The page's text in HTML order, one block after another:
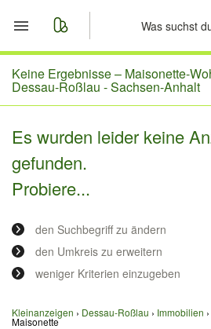
Start
Merkliste
Nachrichten
Anzeige aufgeben
Keine Ergebnisse – Maisonette-
Dessau-Roßlau - Sachsen-Anhalt
Es wurden leider keine
gefunden.
Probiere...
den Suchbegriff zu ändern
den Umkreis zu erweitern
weniger Kriterien einzugeben
Kleinanzeigen Dessau-Roßlau Immobilien
Maisonette